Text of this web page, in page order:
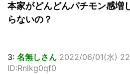
本家がどんどんパチモン感増
らないの？
3: 名無しさん 2022/06/01(水)
ID:Rnlkg0qf0